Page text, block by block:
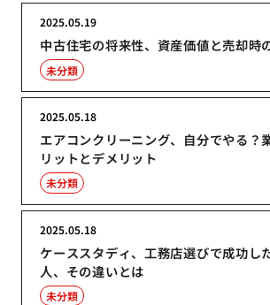
中古住宅の将来性、資産価値と売却時
2025.05.19
未分類
エアコンクリーニング、自分でやる？
リットとデメリット
2025.05.18
未分類
ケーススタディ、工務店選びで成功し
人、その違いとは
2025.05.18
未分類